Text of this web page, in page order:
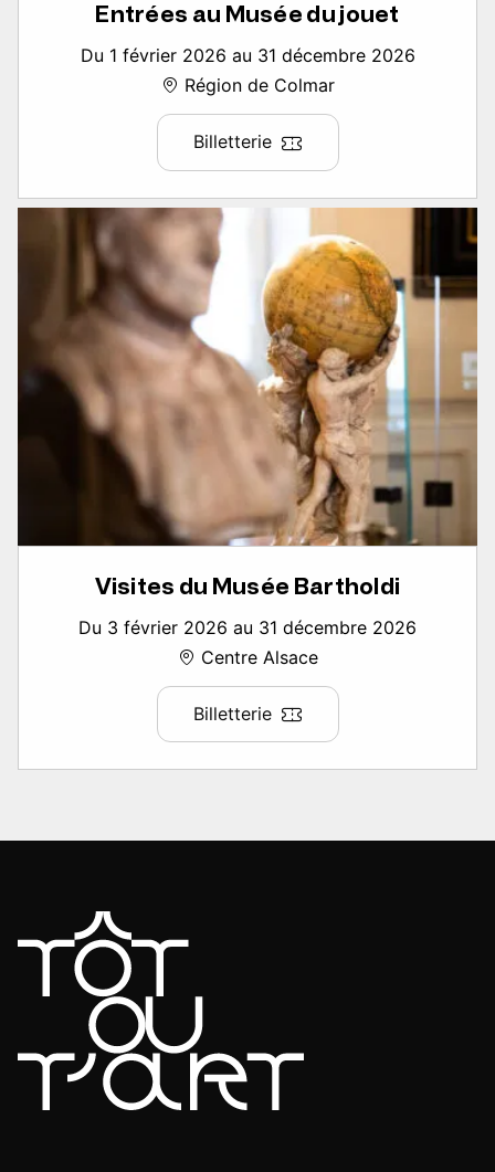
Entrées au Musée du jouet
Du 1 février 2026 au 31 décembre 2026
Région de Colmar
Billetterie
Visites du Musée Bartholdi
Du 3 février 2026 au 31 décembre 2026
Centre Alsace
Billetterie